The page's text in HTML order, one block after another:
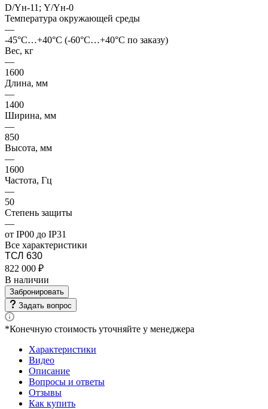
D/Yн-11; Y/Yн-0
Температура окружающей среды
—
-45°С…+40°С (-60°С…+40°С по заказу)
Вес, кг
—
1600
Длина, мм
—
1400
Ширина, мм
—
850
Высота, мм
—
1600
Частота, Гц
—
50
Степень защиты
—
от IP00 до IP31
Все характеристики
ТСЛ 630
822 000 ₽
В наличии
Забронировать
Задать вопрос
*Конечную стоимость уточняйте у менеджера
Характеристики
Видео
Описание
Вопросы и ответы
Отзывы
Как купить